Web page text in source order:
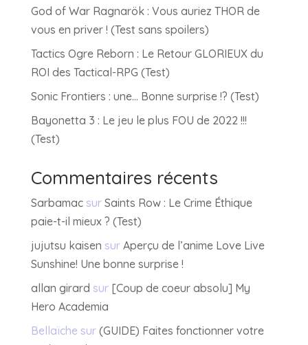
God of War Ragnarök : Vous auriez THOR de
vous en priver ! (Test sans spoilers)
Tactics Ogre Reborn : Le Retour GLORIEUX du
ROI des Tactical-RPG (Test)
Sonic Frontiers : une… Bonne surprise !? (Test)
Bayonetta 3 : Le jeu le plus FOU de 2022 !!!
(Test)
Commentaires récents
Sarbamacsur Saints Row : Le Crime Éthique
paie-t-il mieux ? (Test)
jujutsu kaisen sur Aperçu de l’anime Love Live
Sunshine! Une bonne surprise !
allan girard sur [Coup de coeur absolu] My
Hero Academia
Bellaïche sur (GUIDE) Faites fonctionner votre